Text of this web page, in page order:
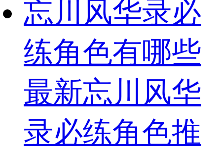
忘川风华录必
练角色有哪些
最新忘川风华
录必练角色推